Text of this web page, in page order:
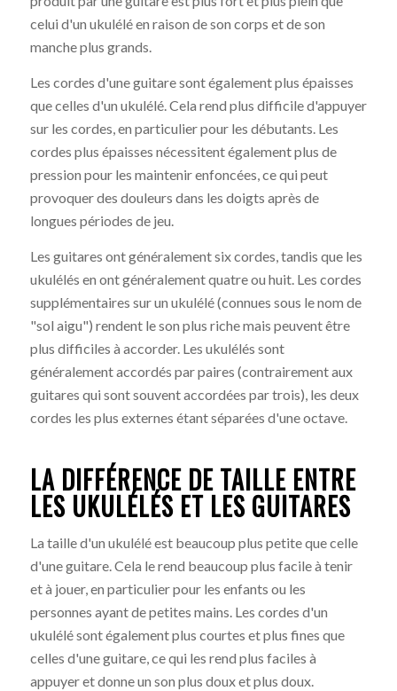
celui d'un ukulélé en raison de son corps et de son
manche plus grands.
Les cordes d'une guitare sont également plus épaisses
que celles d'un ukulélé. Cela rend plus difficile d'appuyer
sur les cordes, en particulier pour les débutants. Les
cordes plus épaisses nécessitent également plus de
pression pour les maintenir enfoncées, ce qui peut
provoquer des douleurs dans les doigts après de
longues périodes de jeu.
Les guitares ont généralement six cordes, tandis que les
ukulélés en ont généralement quatre ou huit. Les cordes
supplémentaires sur un ukulélé (connues sous le nom de
"sol aigu") rendent le son plus riche mais peuvent être
plus difficiles à accorder. Les ukulélés sont
généralement accordés par paires (contrairement aux
guitares qui sont souvent accordées par trois), les deux
cordes les plus externes étant séparées d'une octave.
LA DIFFÉRENCE DE TAILLE ENTRE
LES UKULÉLÉS ET LES GUITARES
La taille d'un ukulélé est beaucoup plus petite que celle
d'une guitare. Cela le rend beaucoup plus facile à tenir
et à jouer, en particulier pour les enfants ou les
personnes ayant de petites mains. Les cordes d'un
ukulélé sont également plus courtes et plus fines que
celles d'une guitare, ce qui les rend plus faciles à
appuyer et donne un son plus doux et plus doux.